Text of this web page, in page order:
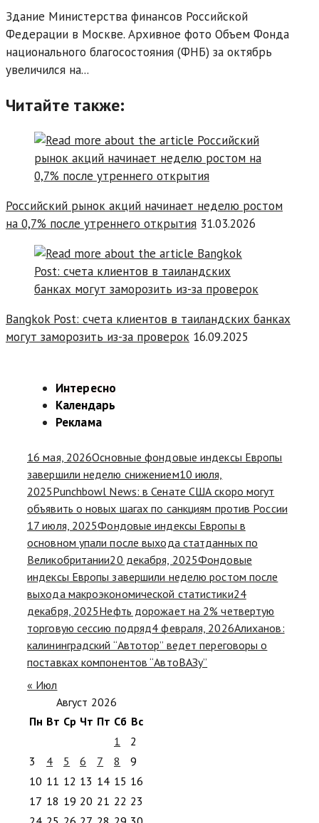
Здание Министерства финансов Российской
Федерации в Москве. Архивное фото Объем Фонда
национального благосостояния (ФНБ) за октябрь
увеличился на...
Читайте также:
Российский рынок акций начинает неделю ростом
на 0,7% после утреннего открытия 31.03.2026
Bangkok Post: счета клиентов в таиландских банках
могут заморозить из-за проверок 16.09.2025
Интересно
Календарь
Реклама
16 мая, 2026Основные фондовые индексы Европы
завершили неделю снижением10 июля,
2025Punchbowl News: в Сенате США скоро могут
объявить о новых шагах по санкциям против России
17 июля, 2025Фондовые индексы Европы в
основном упали после выхода статданных по
Великобритании20 декабря, 2025Фондовые
индексы Европы завершили неделю ростом после
выхода макроэкономической статистики24
декабря, 2025Нефть дорожает на 2% четвертую
торговую сессию подряд4 февраля, 2026Алиханов:
калининградский “Автотор” ведет переговоры о
поставках компонентов “АвтоВАЗу”
« Июл
Август 2026
Пн Вт Ср Чт Пт Сб Вс
1
2
3
4 5 6 7 8
9
10 11 12 13 14 15 16
17 18 19 20 21 22 23